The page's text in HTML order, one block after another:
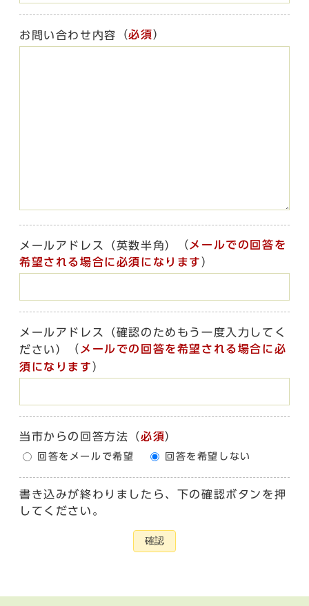
お問い合わせ内容 （必須）
メールアドレス（英数半角） （ メールでの回答を
希望される場合に必須になります ）
メールアドレス（確認のためもう一度入力してく
ださい）
（ メールでの回答を希望される場合に必
須になります ）
当市からの回答方法 （必須）
回答をメールで希望 回答を希望しない
書き込みが終わりましたら、下の確認ボタンを押
してください。
確認